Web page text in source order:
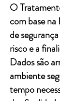
O
com base
de
risco e a
Dados são
ambiente
tempo